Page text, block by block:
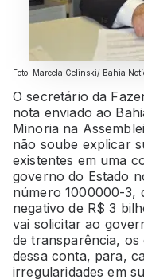
Foto: Marcela Gelinski/ Bahia
O secretário da
nota enviado ao
Minoria na
não soube explicar
existentes em uma
governo do Estado
número 1000000-3,
negativo de R$ 3
vai solicitar ao
de transparência,
dessa conta, para,
irregularidades em